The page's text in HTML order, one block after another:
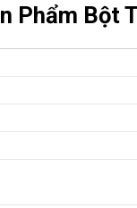
Phẩm Bột